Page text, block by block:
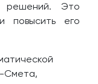
решений. Это
повысить его
Смета,